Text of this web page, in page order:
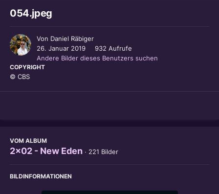
054.jpeg
Von Daniel Räbiger
26. Januar 2019
932 Aufrufe
Andere Bilder dieses Benutzers suchen
COPYRIGHT
© CBS
VOM ALBUM
2x02 - New Eden · 221 Bilder
BILDINFORMATIONEN